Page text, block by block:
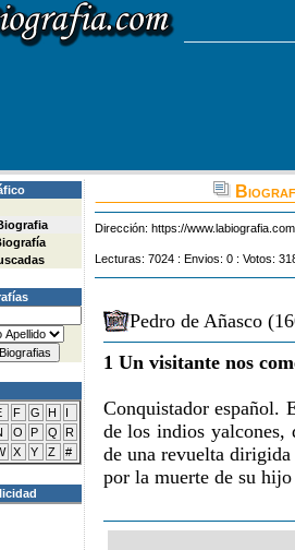
F G H
I
O P Q
R
X Y Z #
Dirección: https://
Lecturas: 7024 : Envios: 0 : Votos:
Pedro de Añasco
1 Un visitante nos
Conquistador español.
de los indios yalcones,
de una revuelta
por la muerte de su